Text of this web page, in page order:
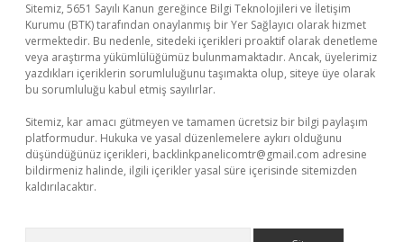
Sitemiz, 5651 Sayılı Kanun gereğince Bilgi Teknolojileri ve İletişim
Kurumu (BTK) tarafından onaylanmış bir Yer Sağlayıcı olarak hizmet
vermektedir. Bu nedenle, sitedeki içerikleri proaktif olarak denetleme
veya araştırma yükümlülüğümüz bulunmamaktadır. Ancak, üyelerimiz
yazdıkları içeriklerin sorumluluğunu taşımakta olup, siteye üye olarak
bu sorumluluğu kabul etmiş sayılırlar.
Sitemiz, kar amacı gütmeyen ve tamamen ücretsiz bir bilgi paylaşım
platformudur. Hukuka ve yasal düzenlemelere aykırı olduğunu
düşündüğünüz içerikleri, backlinkpanelicomtr@gmail.com adresine
bildirmeniz halinde, ilgili içerikler yasal süre içerisinde sitemizden
kaldırılacaktır.